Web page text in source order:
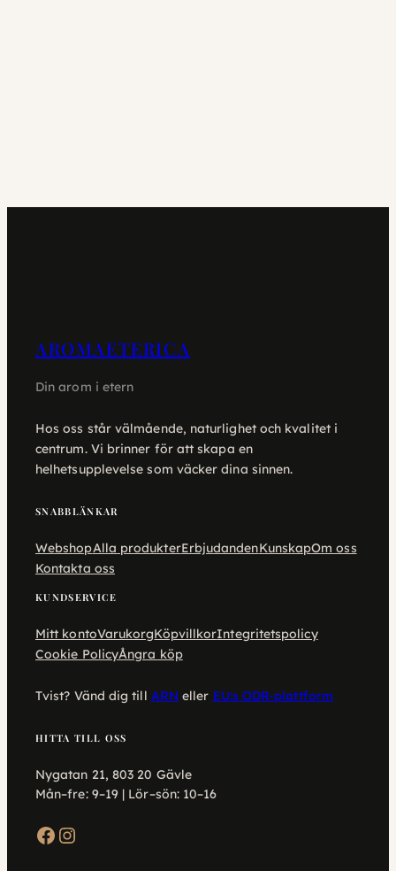
AROMAETERICA
Din arom i etern
Hos oss står välmående, naturlighet och kvalitet i
centrum. Vi brinner för att skapa en
helhetsupplevelse som väcker dina sinnen.
SNABBLÄNKAR
WebshopAlla produkterErbjudandenKunskapOm oss
Kontakta oss
KUNDSERVICE
Mitt kontoVarukorgKöpvillkorIntegritetspolicy
Cookie PolicyÅngra köp
Tvist? Vänd dig till ARN eller EU:s ODR-plattform
HITTA TILL OSS
Nygatan 21, 803 20 Gävle
Mån–fre: 9–19 | Lör–sön: 10–16
Facebook Instagram